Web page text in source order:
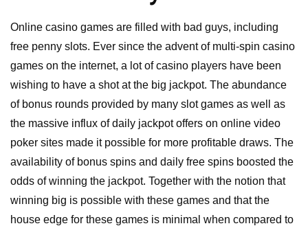
Online casino games are filled with bad guys, including
free penny slots. Ever since the advent of multi-spin casino
games on the internet, a lot of casino players have been
wishing to have a shot at the big jackpot. The abundance
of bonus rounds provided by many slot games as well as
the massive influx of daily jackpot offers on online video
poker sites made it possible for more profitable draws. The
availability of bonus spins and daily free spins boosted the
odds of winning the jackpot. Together with the notion that
winning big is possible with these games and that the
house edge for these games is minimal when compared to